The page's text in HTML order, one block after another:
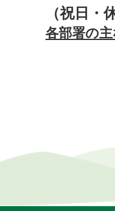
（祝日・
各部署の